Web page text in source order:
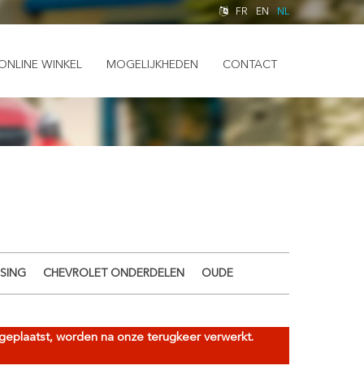
FR EN NL
WINKEL MOGELIJKHEDEN CONTACT
CHEVROLET ONDERDELEN OUDE
worden na onze terugkeer verwerkt.